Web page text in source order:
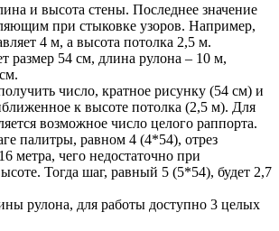
и высота стены. Последнее значение
при стыковке узоров. Например,
4 м, а высота потолка 2,5 м.
размер 54 см, длина рулона – 10 м,
число, кратное рисунку (54 см) и
к высоте потолка (2,5 м). Для
возможное число целого раппорта.
палитры, равном 4 (4*54), отрез
метра, чего недостаточно при
Тогда шаг, равный 5 (5*54), будет 2,7
рулона, для работы доступно 3 целых